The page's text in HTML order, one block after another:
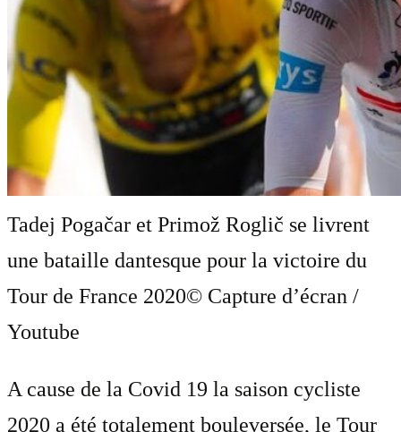
Tadej Pogačar et Primož Roglič se livrent
une bataille dantesque pour la victoire du
Tour de France 2020© Capture d’écran /
Youtube
A cause de la Covid 19 la saison cycliste
2020 a été totalement bouleversée, le Tour